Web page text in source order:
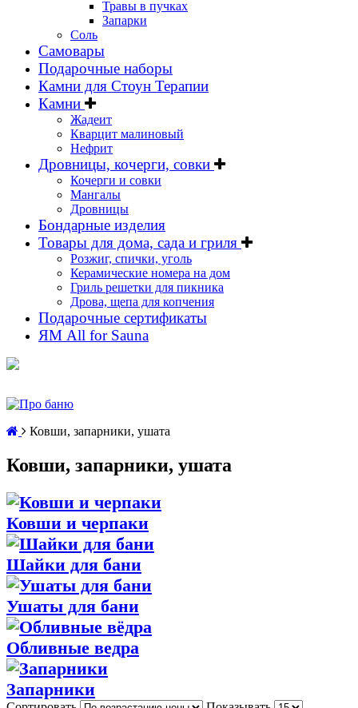
Травы в пучках
Запарки
Соль
Самовары
Подарочные наборы
Камни для Стоун Терапии
Камни
Жадеит
Кварцит малиновый
Нефрит
Дровницы, кочерги, совки
Кочерги и совки
Мангалы
Дровницы
Бондарные изделия
Товары для дома, сада и гриля
Розжиг, спички, уголь
Керамические номера на дом
Гриль решетки для пикника
Дрова, щепа для копчения
Подарочные сертификаты
ЯМ All for Sauna
Ковши, запарники, ушата
Ковши, запарники, ушата
Ковши и черпаки
Шайки для бани
Ушаты для бани
Обливные ведра
Запарники